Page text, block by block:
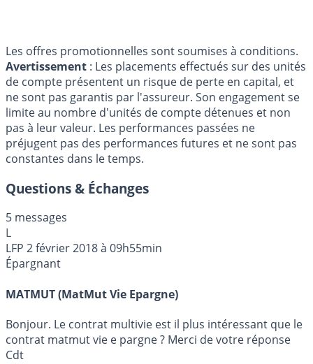
Les offres promotionnelles sont soumises à conditions.
Avertissement : Les placements effectués sur des unités
de compte présentent un risque de perte en capital, et
ne sont pas garantis par l'assureur. Son engagement se
limite au nombre d'unités de compte détenues et non
pas à leur valeur. Les performances passées ne
préjugent pas des performances futures et ne sont pas
constantes dans le temps.
Questions & Échanges
5 messages
L
LFP 2 février 2018 à 09h55min
Épargnant
MATMUT (MatMut Vie Epargne)
Bonjour. Le contrat multivie est il plus intéressant que le
contrat matmut vie e pargne ? Merci de votre réponse
Cdt